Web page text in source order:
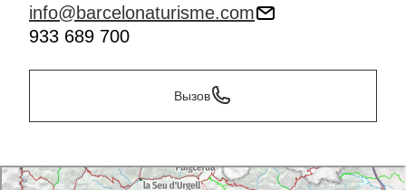
info@barcelonaturisme.com
933 689 700
Вызов